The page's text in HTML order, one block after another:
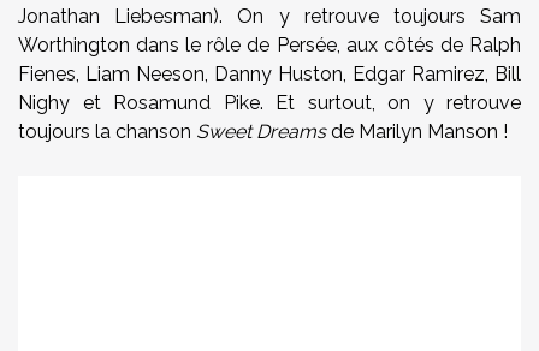
Jonathan Liebesman). On y retrouve toujours Sam
Worthington dans le rôle de Persée, aux côtés de Ralph
Fienes, Liam Neeson, Danny Huston, Edgar Ramirez, Bill
Nighy et Rosamund Pike. Et surtout, on y retrouve
toujours la chanson Sweet Dreamsde Marilyn Manson !